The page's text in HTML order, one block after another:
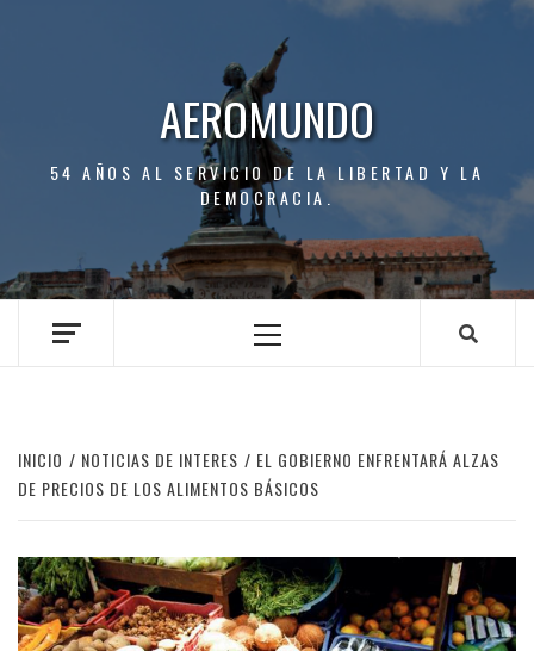
AEROMUNDO
54 AÑOS AL SERVICIO DE LA LIBERTAD Y LA
DEMOCRACIA.
Menú
INICIO NOTICIAS DE INTERES
EL GOBIERNO ENFRENTARÁ ALZAS
DE PRECIOS DE LOS ALIMENTOS BÁSICOS